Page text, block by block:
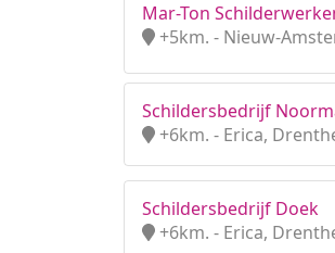
Mar-Ton
+5km. - Nieuw-
Schildersbedrijf
+6km. - Erica,
Schildersbedrijf Doek
+6km. - Erica,